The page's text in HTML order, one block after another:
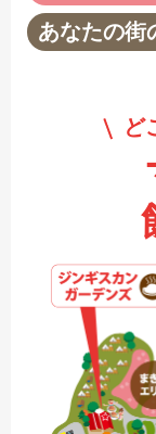
あなたの街
ど